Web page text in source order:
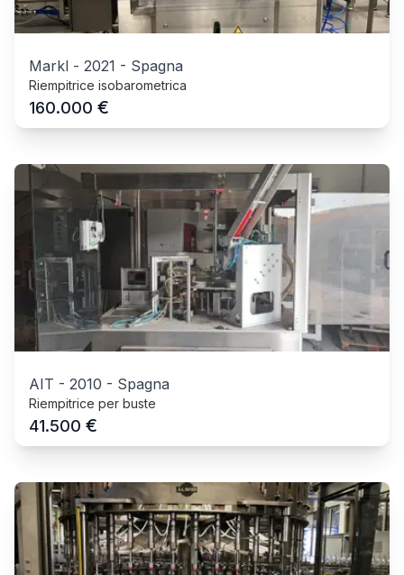
Markl - 2021 - Spagna
Riempitrice isobarometrica
160.000 €
AIT - 2010 - Spagna
Riempitrice per buste
41.500 €